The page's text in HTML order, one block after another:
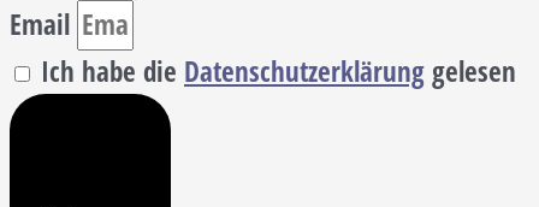
Email
Ich habe die Datenschutzerklärunggelesen